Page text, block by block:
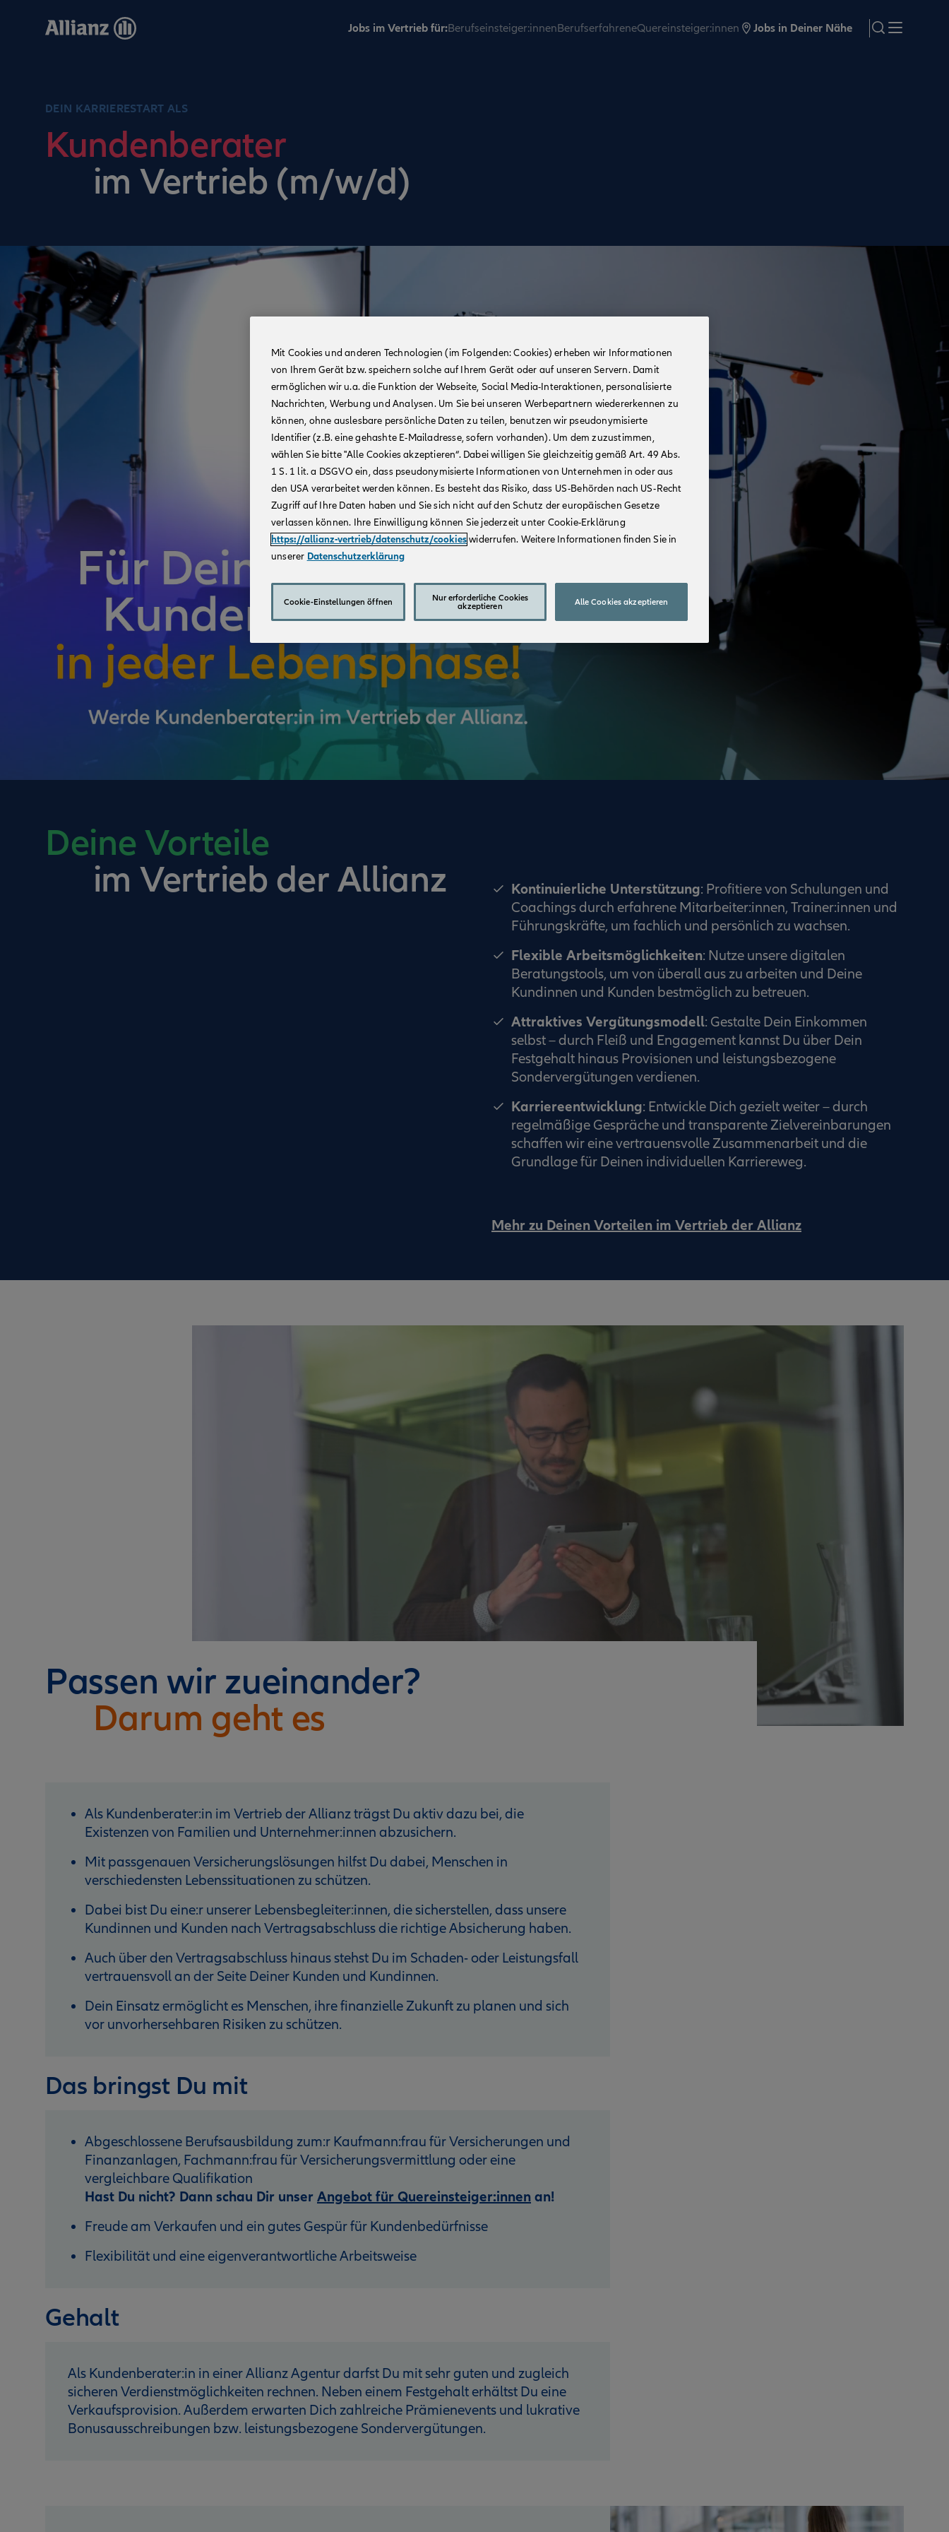
Jobs im Vertrieb für:Berufseinsteiger:innenBerufserfahreneQuereinsteiger:innen Jobs in Deiner Nähe search
DEIN KARRIERESTART ALS
Kundenberater
im Vertrieb (m/w/d)
Deine Vorteile
im Vertrieb der Allianz
Kontinuierliche Unterstützung: Profitiere von Schulungen und
Coachings durch erfahrene Mitarbeiter:innen, Trainer:innen und
Führungskräfte, um fachlich und persönlich zu wachsen.
Flexible Arbeitsmöglichkeiten: Nutze unsere digitalen
Beratungstools, um von überall aus zu arbeiten und Deine
Kundinnen und Kunden bestmöglich zu betreuen.
Attraktives Vergütungsmodell: Gestalte Dein Einkommen
selbst – durch Fleiß und Engagement kannst Du über Dein
Festgehalt hinaus Provisionen und leistungsbezogene
Sondervergütungen verdienen.
Karriereentwicklung: Entwickle Dich gezielt weiter – durch
regelmäßige Gespräche und transparente Zielvereinbarungen
schaffen wir eine vertrauensvolle Zusammenarbeit und die
Grundlage für Deinen individuellen Karriereweg.
Mehr zu Deinen Vorteilen im Vertrieb der Allianz
Passen wir zueinander?
Darum geht es
Als Kundenberater:in im Vertrieb der Allianz trägst Du aktiv dazu bei, die
Existenzen von Familien und Unternehmer:innen abzusichern.
Mit passgenauen Versicherungslösungen hilfst Du dabei, Menschen in
verschiedensten Lebenssituationen zu schützen.
Dabei bist Du eine:r unserer Lebensbegleiter:innen, die sicherstellen, dass unsere
Kundinnen und Kunden nach Vertragsabschluss die richtige Absicherung haben.
Auch über den Vertragsabschluss hinaus stehst Du im Schaden- oder Leistungsfall
vertrauensvoll an der Seite Deiner Kunden und Kundinnen.
Dein Einsatz ermöglicht es Menschen, ihre finanzielle Zukunft zu planen und sich
vor unvorhersehbaren Risiken zu schützen.
Das bringst Du mit
Abgeschlossene Berufsausbildung zum:r Kaufmann:frau für Versicherungen und
Finanzanlagen, Fachmann:frau für Versicherungsvermittlung oder eine
vergleichbare Qualifikation
Hast Du nicht? Dann schau Dir unser Angebot für Quereinsteiger:innen an!
Freude am Verkaufen und ein gutes Gespür für Kundenbedürfnisse
Flexibilität und eine eigenverantwortliche Arbeitsweise
Gehalt
Als Kundenberater:in in einer Allianz Agentur darfst Du mit sehr guten und zugleich
sicheren Verdienstmöglichkeiten rechnen. Neben einem Festgehalt erhältst Du eine
Verkaufsprovision. Außerdem erwarten Dich zahlreiche Prämienevents und lukrative
Bonusausschreibungen bzw. leistungsbezogene Sondervergütungen.
Mit Cookies und anderen Technologien (im Folgenden: Cookies) erheben wir Informationen
von Ihrem Gerät bzw. speichern solche auf Ihrem Gerät oder auf unseren Servern. Damit
ermöglichen wir u.a. die Funktion der Webseite, Social Media-Interaktionen, personalisierte
Nachrichten, Werbung und Analysen. Um Sie bei unseren Werbepartnern wiedererkennen zu
können, ohne auslesbare persönliche Daten zu teilen, benutzen wir pseudonymisierte
Identifier (z.B. eine gehashte E-Mailadresse, sofern vorhanden). Um dem zuzustimmen,
wählen Sie bitte "Alle Cookies akzeptieren“. Dabei willigen Sie gleichzeitig gemäß Art. 49 Abs.
1 S. 1 lit. a DSGVO ein, dass pseudonymisierte Informationen von Unternehmen in oder aus
den USA verarbeitet werden können. Es besteht das Risiko, dass US-Behörden nach US-Recht
Zugriff auf Ihre Daten haben und Sie sich nicht auf den Schutz der europäischen Gesetze
verlassen können. Ihre Einwilligung können Sie jederzeit unter Cookie-Erklärung
https://allianz-vertrieb/datenschutz/cookieswiderrufen. Weitere Informationen finden Sie in
unserer Datenschutzerklärung
Cookie-Einstellungen öffnen
Nur erforderliche Cookies
akzeptieren
Alle Cookies akzeptieren